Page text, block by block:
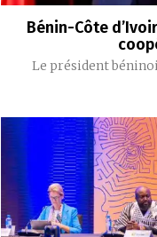
Bénin-Côte
‎Le président